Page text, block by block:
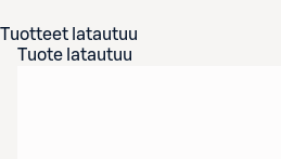
Tuotteet latautuu
Tuote latautuu